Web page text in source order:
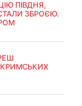
ПІВДНЯ,
ЗБРОЄЮ.